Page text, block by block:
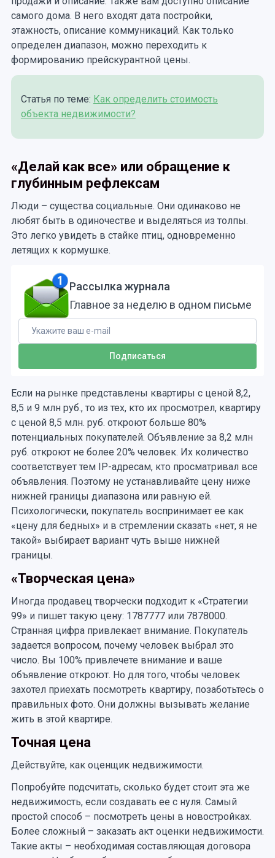
самого дома. В него входят дата постройки,
этажность, описание коммуникаций. Как только
определен диапазон, можно переходить к
формированию прейскурантной цены.
Статья по теме: Как определить стоимость
объекта недвижимости?
«Делай как все» или обращение к
глубинным рефлексам
Люди – существа социальные. Они одинаково не
любят быть в одиночестве и выделяться из толпы.
Это легко увидеть в стайке птиц, одновременно
летящих к кормушке.
Рассылка журнала
Главное за неделю в одном письме
Если на рынке представлены квартиры с ценой 8,2,
8,5 и 9 млн руб., то из тех, кто их просмотрел, квартиру
с ценой 8,5 млн. руб. откроют больше 80%
потенциальных покупателей. Объявление за 8,2 млн
руб. откроют не более 20% человек. Их количество
соответствует тем IP-адресам, кто просматривал все
объявления. Поэтому не устанавливайте цену ниже
нижней границы диапазона или равную ей.
Психологически, покупатель воспринимает ее как
«цену для бедных» и в стремлении сказать «нет, я не
такой» выбирает вариант чуть выше нижней
границы.
«Творческая цена»
Иногда продавец творчески подходит к «Стратегии
99» и пишет такую цену: 1787777 или 7878000.
Странная цифра привлекает внимание. Покупатель
задается вопросом, почему человек выбрал это
число. Вы 100% привлечете внимание и ваше
объявление откроют. Но для того, чтобы человек
захотел приехать посмотреть квартиру, позаботьтесь о
правильных фото. Они должны вызывать желание
жить в этой квартире.
Точная цена
Действуйте, как оценщик недвижимости.
Попробуйте подсчитать, сколько будет стоит эта же
недвижимость, если создавать ее с нуля. Самый
простой способ – посмотреть цены в новостройках.
Более сложный – заказать акт оценки недвижимости.
Такие акты – необходимая составляющая договора